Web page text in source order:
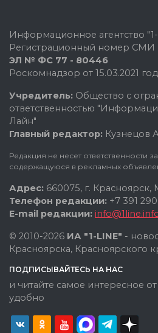
Информационное агентство
Регистрационный номер СМИ
ЭЛ № ФС 77 - 80446
Роскомнадзор от 15.03.2021
Учредитель: Общество с
ответственностью
Лайн"
Главный редактор: Кузнецов
Редакция не несет ответственности
содержащуюся в рекламных
Адрес: 660075, г. Красноярск,
Телефон редакции: +7 391
E-mail редакции:
© 2010-2026 ИА "1-LINE" -
Красноярска, Красноярского
ПОДПИСЫВАЙТЕСЬ НА НАС
и читайте самое интересное
удобно